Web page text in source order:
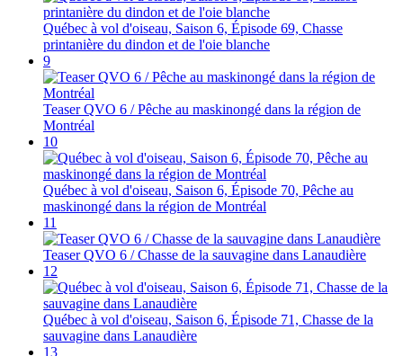
Québec à vol d'oiseau, Saison 6, Épisode 69, Chasse
printanière du dindon et de l'oie blanche
9
Teaser QVO 6 / Pêche au maskinongé dans la région de
Montréal
10
Québec à vol d'oiseau, Saison 6, Épisode 70, Pêche au
maskinongé dans la région de Montréal
11
Teaser QVO 6 / Chasse de la sauvagine dans Lanaudière
12
Québec à vol d'oiseau, Saison 6, Épisode 71, Chasse de la
sauvagine dans Lanaudière
13